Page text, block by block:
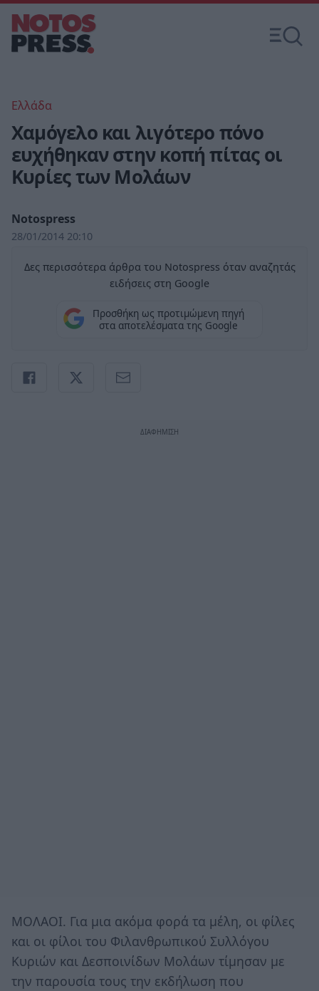
Ελλάδα
Χαμόγελο και λιγότερο πόνο
ευχήθηκαν στην κοπή πίτας οι
Κυρίες των Μολάων
Notospress
28/01/2014 20:10
Δες περισσότερα άρθρα του Notospress όταν αναζητάς
ειδήσεις στη Google
Προσθήκη ως προτιμώμενη πηγή
στα αποτελέσματα της Google
ΜΟΛΑΟΙ. Για μια ακόμα φορά τα μέλη, οι φίλες
και οι φίλοι του Φιλανθρωπικού Συλλόγου
Κυριών και Δεσποινίδων Μολάων τίμησαν με
την παρουσία τους την εκδήλωση που